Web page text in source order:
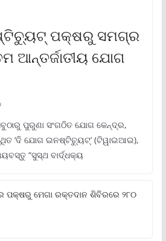
ପକ୍ଷରୁ ସମଗ୍ର
ଆନ୍ତର୍ଜାତୀୟ ଯୋଗ
ପୁରୁଣା ସଂଗଠିତ ଯୋଗ କେନ୍ଦ୍ର,
‘ଦି ଯୋଗ ଇନଷ୍ଟିଚ୍ୟୁଟ୍‌’ (ଟିୱାଇଆଇ),
“ସୁସ୍ଥ ବାର୍ଦ୍ଧକ୍ୟ
ପକ୍ଷରୁ ମେଗା ରକ୍ତଦାନ ଶିବିରରେ ୨୮୦